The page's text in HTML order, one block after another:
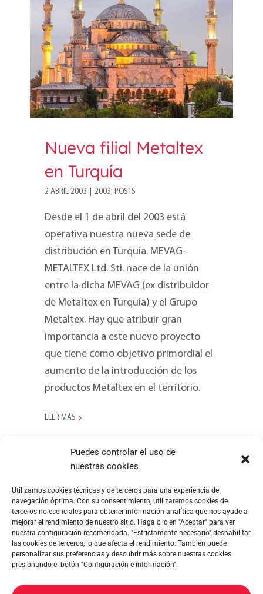
Puedes controlar el uso de
nuestras cookies
Utilizamos cookies técnicas y de terceros para una experiencia de
navegación óptima. Con su consentimiento, utilizaremos cookies de
terceros no esenciales para obtener información analítica que nos ayude a
mejorar el rendimiento de nuestro sitio. Haga clic en "Aceptar" para ver
nuestra configuración recomendada. "Estrictamente necesario" deshabilitar
las cookies de terceros, lo que afecta el rendimiento. También puede
personalizar sus preferencias y descubrir más sobre nuestras cookies
presionando el botón "Configuración e información".
Nueva filial Metaltex en
Turquía
Nueva filial Metaltex
en Turquía
2 ABRIL 2003 2003, POSTS
Desde el 1 de abril del 2003 está
operativa nuestra nueva sede de
distribución en Turquía. MEVAG-
METALTEX Ltd. Sti. nace de la unión
entre la dicha MEVAG (ex distribuidor
de Metaltex en Turquía) y el Grupo
Metaltex. Hay que atribuir gran
importancia a este nuevo proyecto
que tiene como objetivo primordial el
aumento de la introducción de los
productos Metaltex en el territorio.
LEER MÁS
METALTEX SA © 2023 Powered by Ticyweb